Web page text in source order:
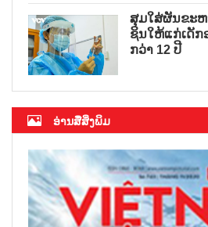
ສຸມໃສ່ຜັນຂະ
ຊິນໃຫ້ແກ່ເດັກ
ກວ່າ 12 ປີ
ອ່ານສື່ສິ່ງພິມ